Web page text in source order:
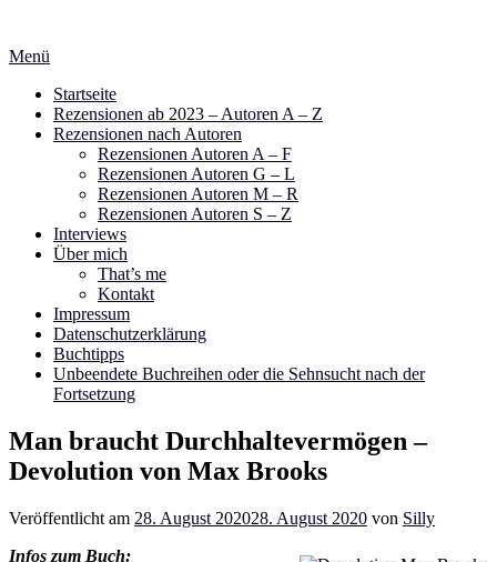
springen
Menü
Startseite
Rezensionen ab 2023 – Autoren A – Z
Rezensionen nach Autoren
Rezensionen Autoren A – F
Rezensionen Autoren G – L
Rezensionen Autoren M – R
Rezensionen Autoren S – Z
Interviews
Über mich
That’s me
Kontakt
Impressum
Datenschutzerklärung
Buchtipps
Unbeendete Buchreihen oder die Sehnsucht nach der
Fortsetzung
Man braucht Durchhaltevermögen –
Devolution von Max Brooks
Veröffentlicht am 28. August 202028. August 2020 von Silly
Infos zum Buch: